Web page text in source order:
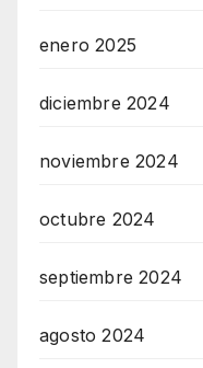
enero 2025
diciembre 2024
noviembre 2024
octubre 2024
septiembre 2024
agosto 2024